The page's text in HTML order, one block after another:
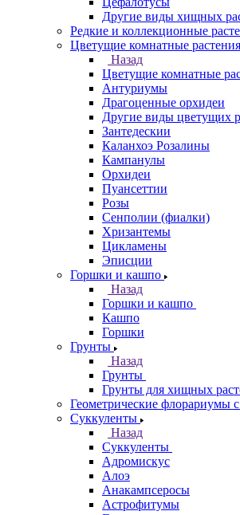
Другие виды хищных
Редкие и коллекционные
Цветущие комнатные растения
Назад
Цветущие комнатные
Антуриумы
Драгоценные орхидеи
Другие виды цветущих
Зантедескии
Каланхоэ Розалины
Кампанулы
Орхидеи
Пуансеттии
Розы
Сенполии (фиалки)
Хризантемы
Цикламены
Эписции
Горшки и кашпо
Назад
Горшки и кашпо
Кашпо
Горшки
Грунты
Назад
Грунты
Грунты для хищных
Геометрические флорариумы
Суккуленты
Назад
Суккуленты
Адромискус
Алоэ
Анакампсеросы
Астрофитумы